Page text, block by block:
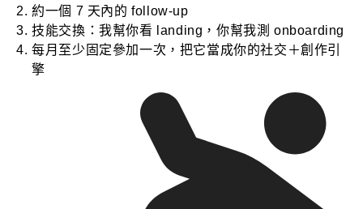
約一個 7 天內的 follow-up
技能交換：我幫你看 landing，你幫我測 onboarding
每月至少固定參加一次，把它當成你的社交＋創作引
擎